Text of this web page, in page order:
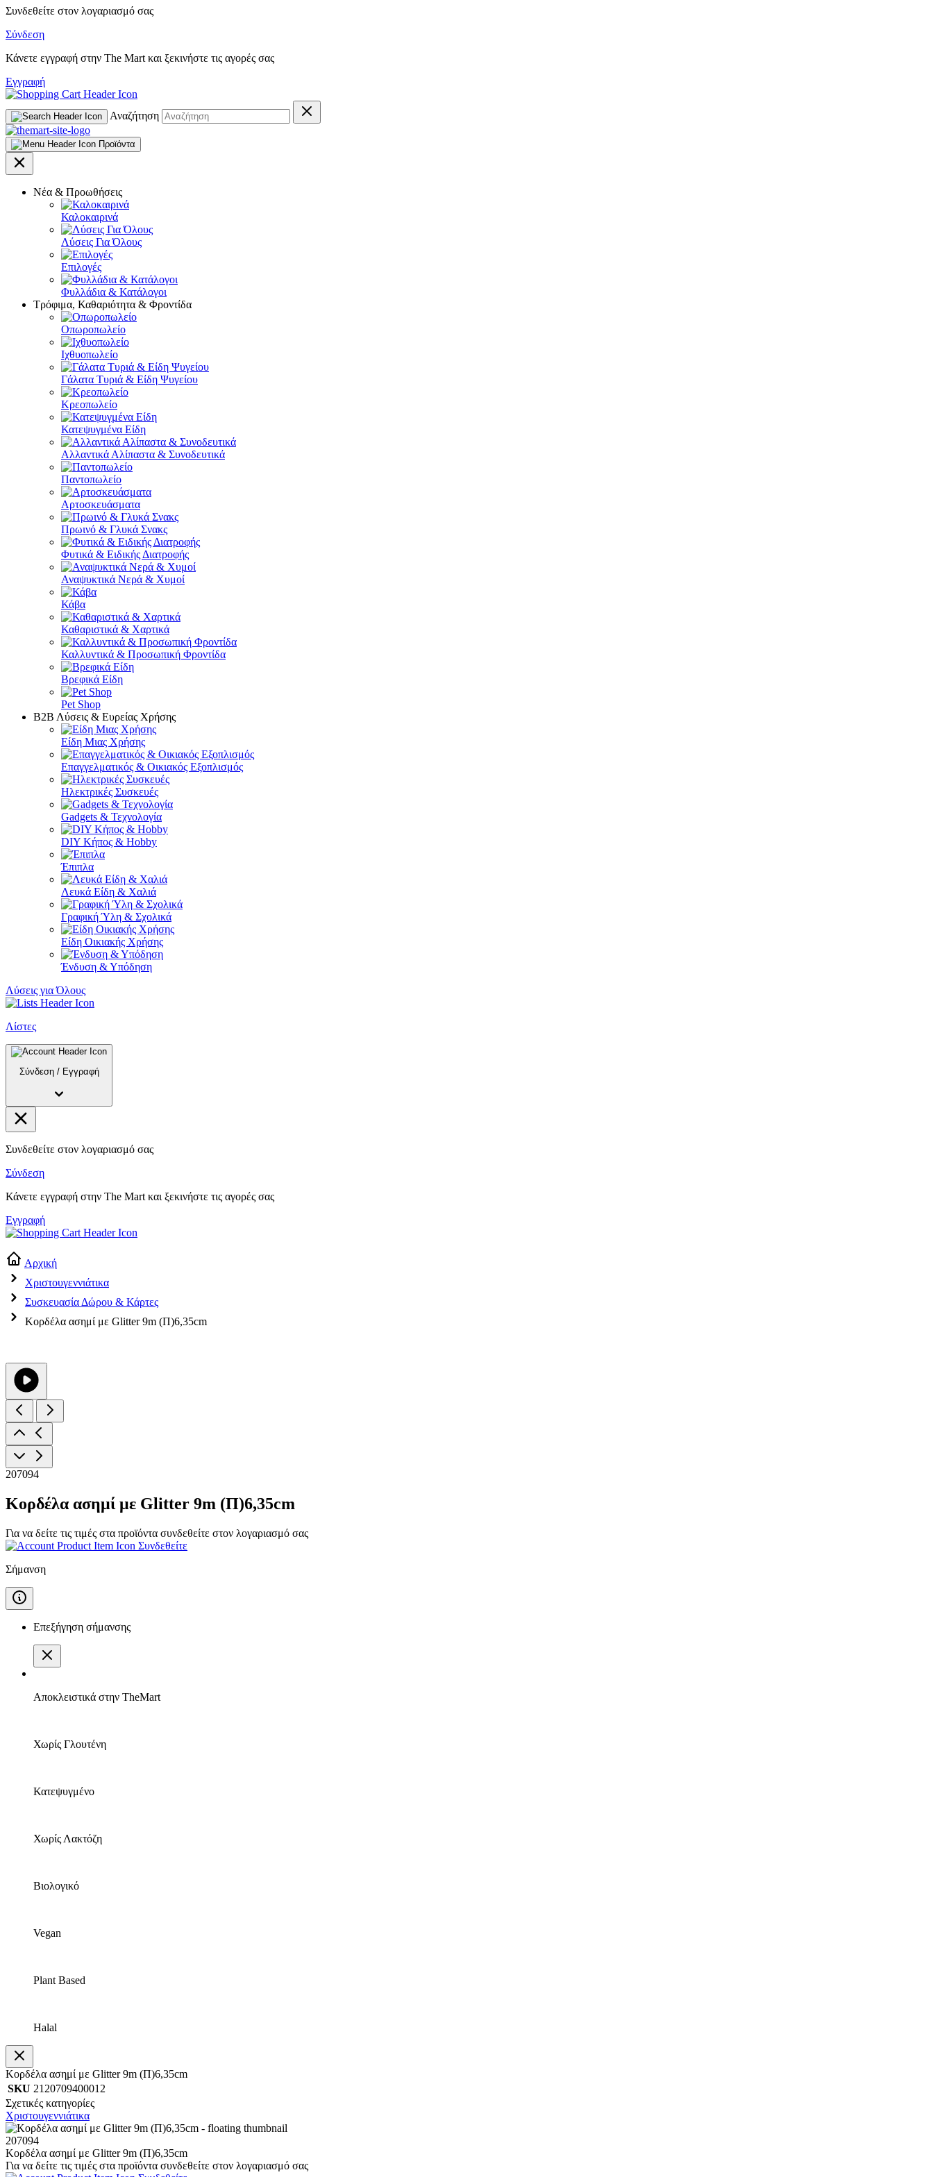
Συνδεθείτε στον λογαριασμό σας
Σύνδεση
Κάνετε εγγραφή στην The Mart και ξεκινήστε τις αγορές σας
Εγγραφή
Αναζήτηση
Προϊόντα
Νέα & Προωθήσεις
Καλοκαιρινά
Λύσεις Για Όλους
Επιλογές
Φυλλάδια & Κατάλογοι
Τρόφιμα, Καθαριότητα & Φροντίδα
Οπωροπωλείο
Ιχθυοπωλείο
Γάλατα Τυριά & Είδη Ψυγείου
Κρεοπωλείο
Κατεψυγμένα Είδη
Αλλαντικά Αλίπαστα & Συνοδευτικά
Παντοπωλείο
Αρτοσκευάσματα
Πρωινό & Γλυκά Σνακς
Φυτικά & Ειδικής Διατροφής
Αναψυκτικά Νερά & Χυμοί
Κάβα
Καθαριστικά & Χαρτικά
Καλλυντικά & Προσωπική Φροντίδα
Βρεφικά Είδη
Pet Shop
Β2Β Λύσεις & Ευρείας Χρήσης
Είδη Μιας Χρήσης
Επαγγελματικός & Οικιακός Εξοπλισμός
Ηλεκτρικές Συσκευές
Gadgets & Τεχνολογία
DIY Κήπος & Hobby
Έπιπλα
Λευκά Είδη & Χαλιά
Γραφική Ύλη & Σχολικά
Είδη Οικιακής Χρήσης
Ένδυση & Υπόδηση
Λύσεις για Όλους
Λίστες
Σύνδεση / Εγγραφή
Συνδεθείτε στον λογαριασμό σας
Σύνδεση
Κάνετε εγγραφή στην The Mart και ξεκινήστε τις αγορές σας
Εγγραφή
Αρχική
Χριστουγεννιάτικα
Συσκευασία Δώρου & Κάρτες
Κορδέλα ασημί με Glitter 9m (Π)6,35cm
207094
Κορδέλα ασημί με Glitter 9m (Π)6,35cm
Για να δείτε τις τιμές στα προϊόντα συνδεθείτε στον λογαριασμό σας
Συνδεθείτε
Σήμανση
Επεξήγηση σήμανσης
Αποκλειστικά στην TheMart
Χωρίς Γλουτένη
Κατεψυγμένο
Χωρίς Λακτόζη
Βιολογικό
Vegan
Plant Based
Halal
Κορδέλα ασημί με Glitter 9m (Π)6,35cm
SKU 2120709400012
Σχετικές κατηγορίες
Χριστουγεννιάτικα
207094
Κορδέλα ασημί με Glitter 9m (Π)6,35cm
Για να δείτε τις τιμές στα προϊόντα συνδεθείτε στον λογαριασμό σας